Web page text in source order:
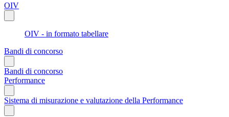
OIV
OIV - in formato tabellare
Bandi di concorso
Bandi di concorso
Performance
Sistema di misurazione e valutazione della Performance